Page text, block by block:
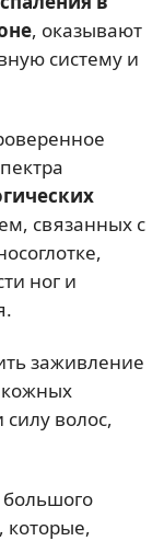
, оказывают
систему и
связанных с
ног и
заживление
кожных
силу волос,
, которые,